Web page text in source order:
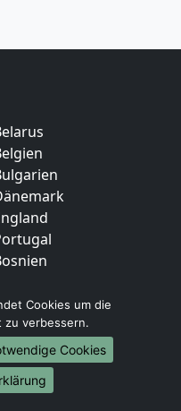
Cookies um die
zu verbessern.
Cookies